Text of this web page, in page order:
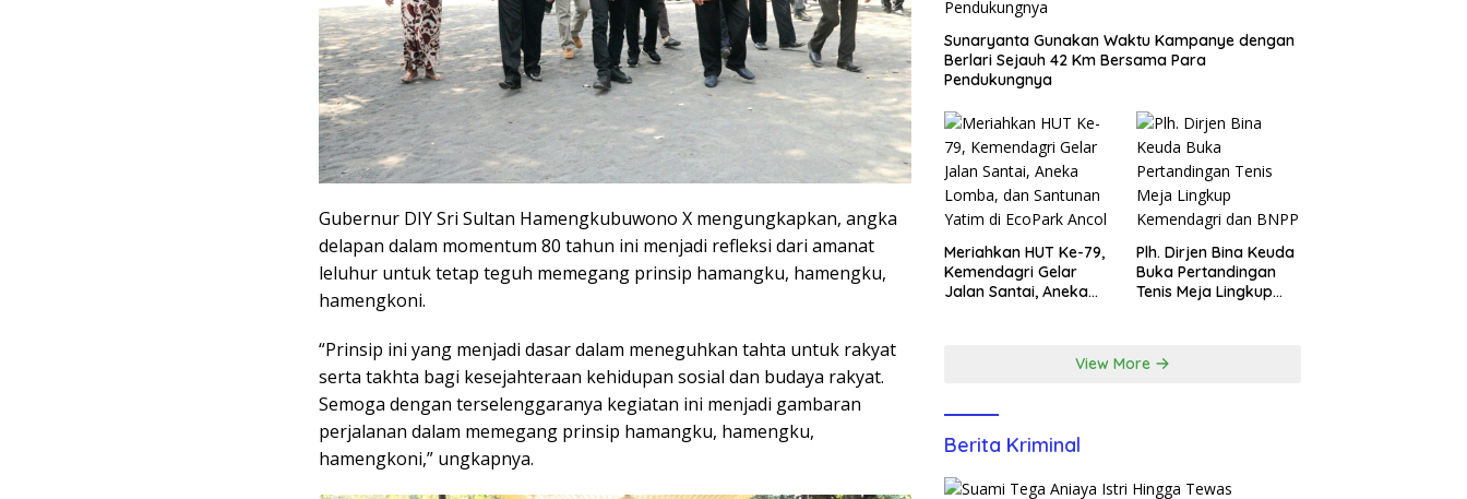
Gubernur DIY Sri Sultan Hamengkubuwono X mengungkapkan, angka
delapan dalam momentum 80 tahun ini menjadi refleksi dari amanat
leluhur untuk tetap teguh memegang prinsip hamangku, hamengku,
hamengkoni.
“Prinsip ini yang menjadi dasar dalam meneguhkan tahta untuk rakyat
serta takhta bagi kesejahteraan kehidupan sosial dan budaya rakyat.
Semoga dengan terselenggaranya kegiatan ini menjadi gambaran
perjalanan dalam memegang prinsip hamangku, hamengku,
hamengkoni,” ungkapnya.
Sunaryanta Gunakan Waktu Kampanye dengan
Berlari Sejauh 42 Km Bersama Para
Pendukungnya
Meriahkan HUT Ke-79,
Kemendagri Gelar
Jalan Santai, Aneka
Plh. Dirjen Bina Keuda
Buka Pertandingan
Tenis Meja Lingkup
View More
Berita Kriminal